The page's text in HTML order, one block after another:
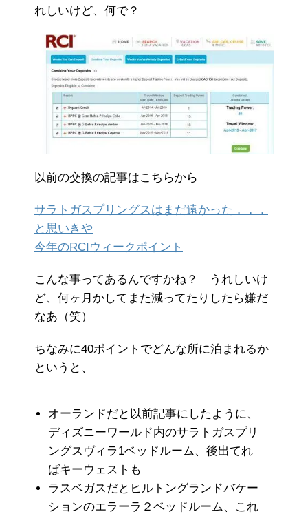
れしいけど、何で？
以前の交換の記事はこちらから
サラトガスプリングスはまだ遠かった．．．
と思いきや
今年のRCIウィークポイント
こんな事ってあるんですかね？ うれしいけ
ど、何ヶ月かしてまた減ってたりしたら嫌だ
なあ（笑）
ちなみに40ポイントでどんな所に泊まれるか
というと、
オーランドだと以前記事にしたように、
ディズニーワールド内のサラトガスプリ
ングスヴィラ1ベッドルーム、後出てれ
ばキーウェストも
ラスベガスだとヒルトングランドバケー
ションのエラーラ２ベッドルーム、これ